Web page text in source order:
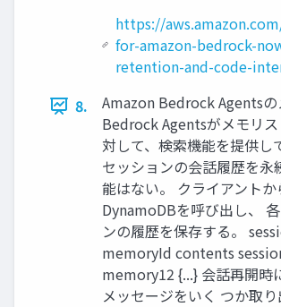
https://
for-amazon-bedrock-
retention-and-code-
8.
Amazon Bedrock Agentsの
Bedrock Agentsがメモリ
対して、検索機能を提供し
セッションの会話履歴を永
能はない。 クライアントか
DynamoDBを呼び出し、
ンの履歴を保存する。
memoryId contents
memory12 {...} 会話再開時
メッセージをいく つか取